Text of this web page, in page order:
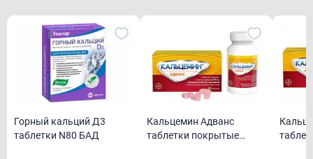
Горный кальций Д3
таблетки N80 БАД
Кальцемин Адванс
таблетки покрытые